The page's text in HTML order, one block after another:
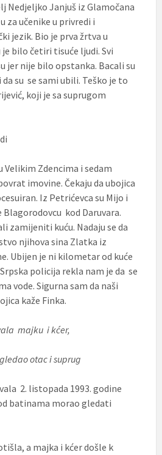
Nedjeljko Janjuš iz Glamočana
za učenike u privredi i
jezik. Bio je prva žrtva u
bilo četiri tisuće ljudi. Svi
jer nije bilo opstanka. Bacali su
su se sami ubili. Teško je to
koji je sa suprugom
Velikim Zdencima i sedam
imovine. Čekaju da ubojica
Iz Petrićevca su Mijo i
Blagorodovcu kod Daruvara.
zamijeniti kuću. Nadaju se da
njihova sina Zlatka iz
Ubijen je ni kilometar od kuće
policija rekla nam je da se
vode. Sigurna sam da naši
kaže Finka.
majku i kćer,
otac i suprug
2. listopada 1993. godine
batinama morao gledati
a majka i kćer došle k